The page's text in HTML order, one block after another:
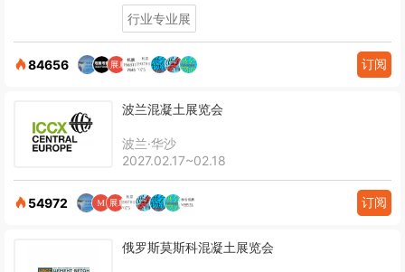
行业专业展
84656 订阅
波兰混凝土展览会
波兰·华沙
2027.02.17~02.18
54972 订阅
俄罗斯莫斯科混凝土展览会